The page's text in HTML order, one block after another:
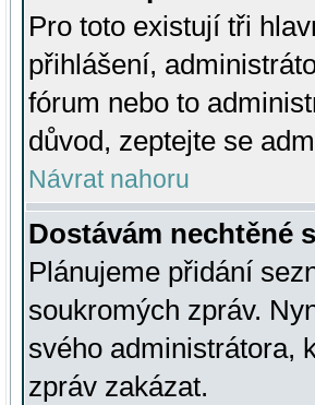
Pro toto existují tři
přihlášení,
fórum nebo to
důvod, zeptejte se
Návrat nahoru
Dostávám nechtěné
Plánujeme přidání
soukromých zpráv.
svého administrátora,
zpráv zakázat.